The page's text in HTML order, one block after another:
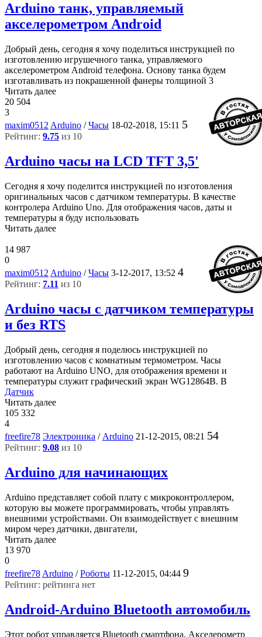
Arduino танк, управляемый
акселерометром Android
Добрый день, сегодня я хочу поделиться инструкцией по
изготовлению игрушечного танка, управляемого
акселерометром Android телефона. Основу танка будем
изготавливать из покрашенной фанеры толщиной 3
Читать далее
20 504
3
maxim0512 Arduino /Часы 18-02-2018, 15:11 5
Рейтинг: 9.75 из 10
Arduino часы на LCD TFT 3,5'
Сегодня я хочу поделится инструкцией по изготовления
оригинальных часов с датчиком температуры. В качестве
контролера Arduino Uno. Для отображения часов, даты и
температуры я буду использовать
Читать далее
14 987
0
maxim0512 Arduino /Часы 3-12-2017, 13:52 4
Рейтинг: 7.11 из 10
Arduino часы с датчиком температуры
и без RTS
Добрый день, сегодня я поделюсь инструкцией по
изготовлению часов с комнатным термометром. Часы
работают на Arduino UNO, для отображения времени и
температуры служит графический экран WG12864B. В
Датчик
Читать далее
105 332
4
freefire78 Электроника / Arduino 21-12-2015, 08:21 54
Рейтинг: 9.08 из 10
Arduino для начинающих
Arduino представляет собой плату с микроконтроллером,
которую вы можете программировать, чтобы управлять
внешними устройствами. Он взаимодействует с внешним
миром через датчики, двигатели,
Читать далее
13 970
0
freefire78 Arduino /Роботы 11-12-2015, 04:44 9
Рейтинг: рейтинга нет
Android-Arduino Bluetooth автомобиль
Этот робот управляется Bluetooth смартфона. Акселерометр